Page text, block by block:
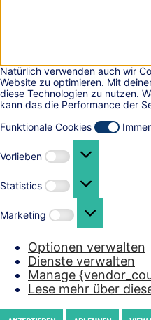
Natürlich verwenden auch wir
Website zu optimieren. Mit
diese Technologien zu nutzen.
kann das die Performance der
Funktionale Cookies
Vorlieben
Statistics
Marketing
Optionen verwalten
Dienste verwalten
Manage
Lese mehr über